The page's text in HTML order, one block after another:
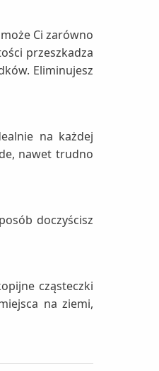
Ci zarówno
przeszkadza
Eliminujesz
na każdej
nawet trudno
doczyścisz
cząsteczki
na ziemi,